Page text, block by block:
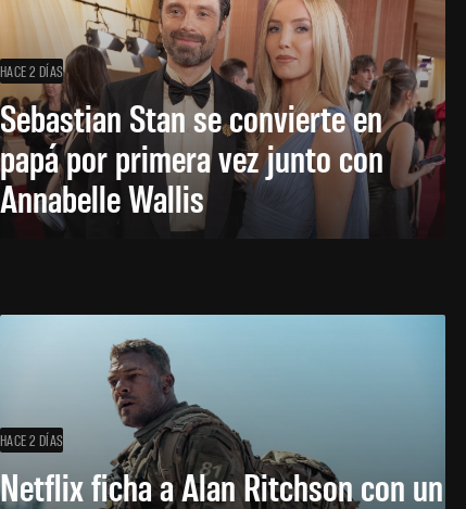
HACE 2 DÍAS
Sebastian Stan se convierte en
papá por primera vez junto con
Annabelle Wallis
HACE 2 DÍAS
Netflix ficha a Alan Ritchson con un